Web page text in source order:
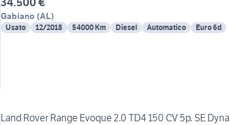
Gabiano (AL)
Usato 12/2018 54000 Km Diesel Automatico Euro 6d
Land Rover Range Evoque 2.0 TD4 150 CV 5p. SE Dyna